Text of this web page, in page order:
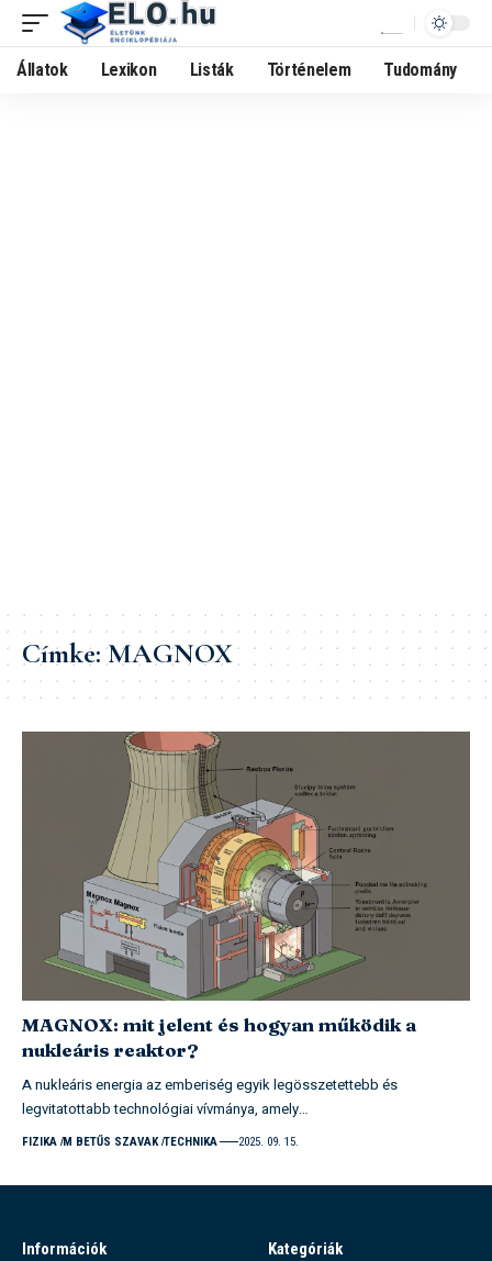
Állatok Lexikon Listák Történelem Tudomány
Címke:MAGNOX
MAGNOX: mit jelent és hogyan működik a
nukleáris reaktor?
A nukleáris energia az emberiség egyik legösszetettebb és
legvitatottabb technológiai vívmánya, amely…
FIZIKA M BETŰS SZAVAK TECHNIKA 2025. 09. 15.
Információk
Kategóriák